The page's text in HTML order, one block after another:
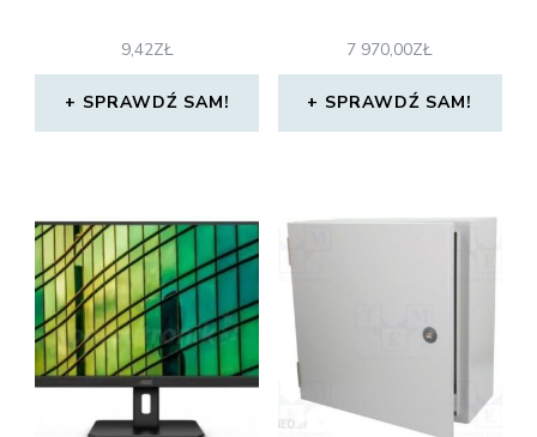
9,42ZŁ
SPRAWDŹ SAM!
7 970,00ZŁ
SPRAWDŹ SAM!